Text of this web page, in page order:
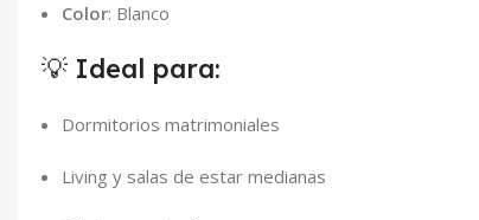
Color: Blanco
💡 Ideal para:
Dormitorios matrimoniales
Living y salas de estar medianas